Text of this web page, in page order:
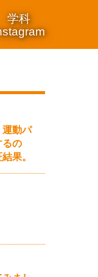
学科
運動パ
るの
果。